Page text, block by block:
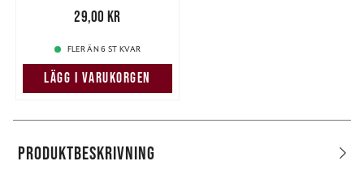
29,00 kr
29,00 kr
FLER ÄN 6 ST KVAR
LÄGG I VARUKORGEN
PRODUKTBESKRIVNING